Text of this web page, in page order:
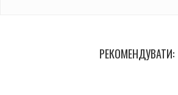
РЕКОМЕНДУВАТИ: